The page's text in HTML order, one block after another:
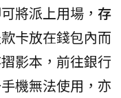
將派上用場， 存
卡放在錢包內而
影本，前往銀行
機無法使用，亦